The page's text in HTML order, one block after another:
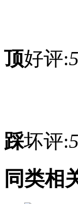
顶好评:
踩坏评:
同类相